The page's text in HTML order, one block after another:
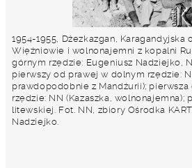
1954-1955, Dżezkazgan, Karagandyjska
Więźniowie i wolnonajemni z kopalni
górnym rzędzie: Eugeniusz Nadziejko,
pierwszy od prawej w dolnym rzędzie:
prawdopodobnie z Mandżurii);
rzędzie: NN (Kazaszka, wolnonajemna);
litewskiej. Fot. NN, zbiory Ośrodka
Nadziejko.